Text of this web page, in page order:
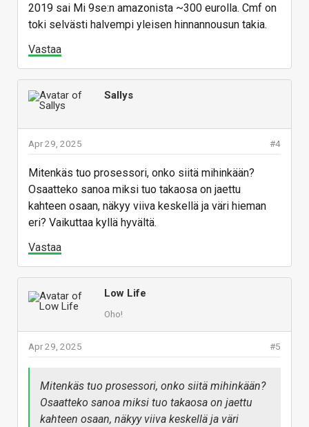
2019 sai Mi 9se:n amazonista ~300 eurolla. Cmf on
toki selvästi halvempi yleisen hinnannousun takia.
Vastaa
Sallys
#4
Apr 29, 2025
Mitenkäs tuo prosessori, onko siitä mihinkään?
Osaatteko sanoa miksi tuo takaosa on jaettu
kahteen osaan, näkyy viiva keskellä ja väri hieman
eri? Vaikuttaa kyllä hyvältä.
Vastaa
Low Life
Oho!
#5
Apr 29, 2025
Mitenkäs tuo prosessori, onko siitä mihinkään?
Osaatteko sanoa miksi tuo takaosa on jaettu
kahteen osaan, näkyy viiva keskellä ja väri